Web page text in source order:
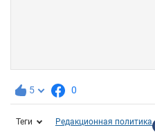
5 0
Теги Редакционная политика